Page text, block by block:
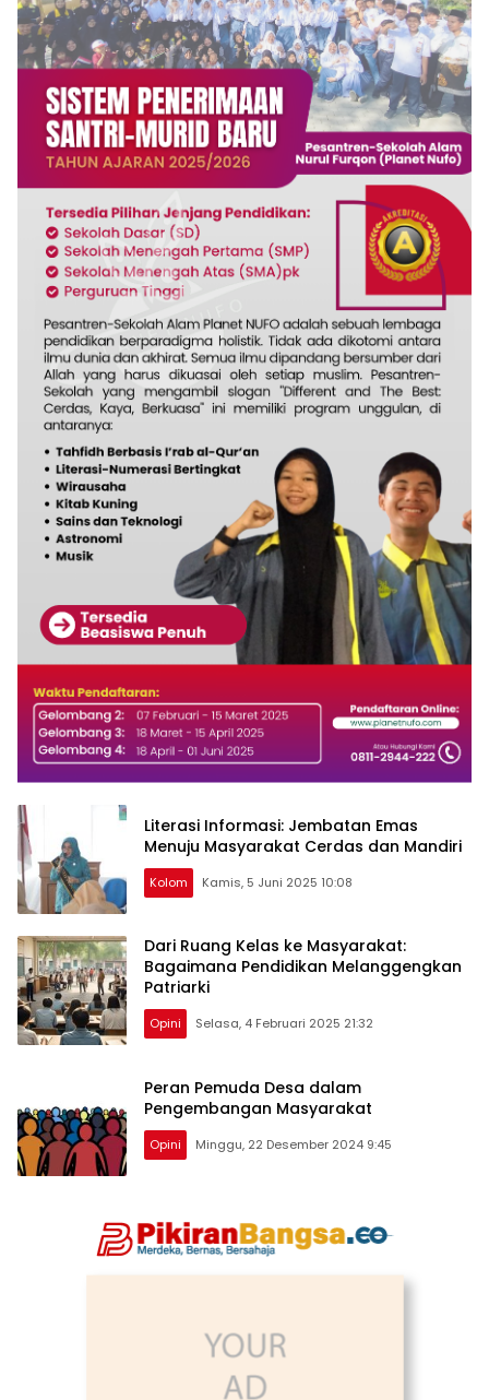
Literasi Informasi: Jembatan Emas
Menuju Masyarakat Cerdas dan Mandiri
Kolom Kamis, 5 Juni 2025 10:08
Dari Ruang Kelas ke Masyarakat:
Bagaimana Pendidikan Melanggengkan
Patriarki
Opini Selasa, 4 Februari 2025 21:32
Peran Pemuda Desa dalam
Pengembangan Masyarakat
Opini Minggu, 22 Desember 2024 9:45